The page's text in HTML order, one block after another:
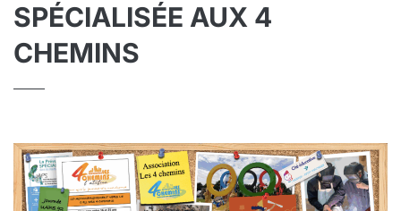
SPÉCIALISÉE AUX 4
CHEMINS